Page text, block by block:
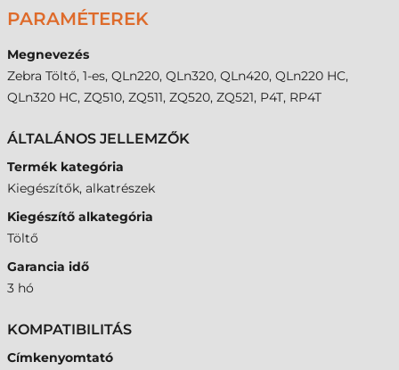
PARAMÉTEREK
Megnevezés
Zebra Töltő, 1-es, QLn220, QLn320, QLn420, QLn220 HC,
QLn320 HC, ZQ510, ZQ511, ZQ520, ZQ521, P4T, RP4T
ÁLTALÁNOS JELLEMZŐK
Termék kategória
Kiegészítők, alkatrészek
Kiegészítő alkategória
Töltő
Garancia idő
3 hó
KOMPATIBILITÁS
Címkenyomtató